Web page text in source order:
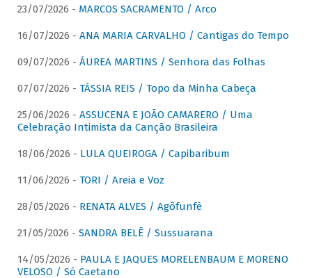
23/07/2026 - MARCOS SACRAMENTO / Arco
16/07/2026 - ANA MARIA CARVALHO / Cantigas do Tempo
09/07/2026 - ÁUREA MARTINS / Senhora das Folhas
07/07/2026 - TÁSSIA REIS / Topo da Minha Cabeça
25/06/2026 - ASSUCENA E JOÃO CAMARERO / Uma
Celebração Intimista da Canção Brasileira
18/06/2026 - LULA QUEIROGA / Capibaribum
11/06/2026 - TORI / Areia e Voz
28/05/2026 - RENATA ALVES / Agôfunfè
21/05/2026 - SANDRA BELÊ / Sussuarana
14/05/2026 - PAULA E JAQUES MORELENBAUM E MORENO
VELOSO / Só Caetano